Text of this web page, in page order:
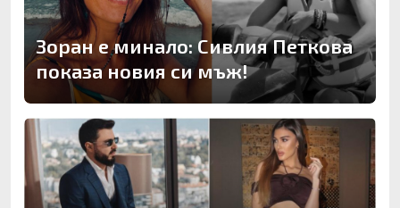
Зоран е минало: Сивлия Петкова
показа новия си мъж!